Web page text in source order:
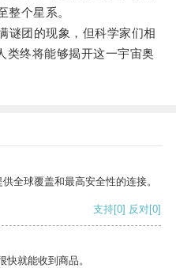
整个星系。
团的现象，但科学家们相
类终将能够揭开这一宇宙奥
全球覆盖和最高安全性的连接。
支持[0] 反对[0]
就能收到商品。